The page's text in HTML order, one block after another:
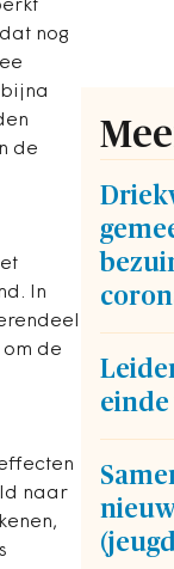
nog
de
In
de
naar
einde